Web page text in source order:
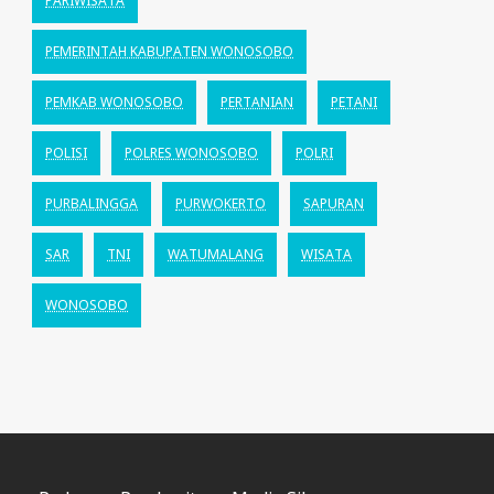
PEMERINTAH KABUPATEN WONOSOBO
PEMKAB WONOSOBO PERTANIAN PETANI
POLISI POLRES WONOSOBO POLRI
PURBALINGGA PURWOKERTO SAPURAN
SAR TNI WATUMALANG WISATA
WONOSOBO